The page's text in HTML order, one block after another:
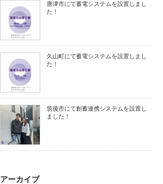
唐津市にて蓄電システムを設置しまし
た！
久山町にて蓄電システムを設置しまし
た！
筑後市にて創蓄連携システムを設置し
ました！
アーカイブ